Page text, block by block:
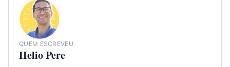
QUEM ESCREVEU
Helio Pere